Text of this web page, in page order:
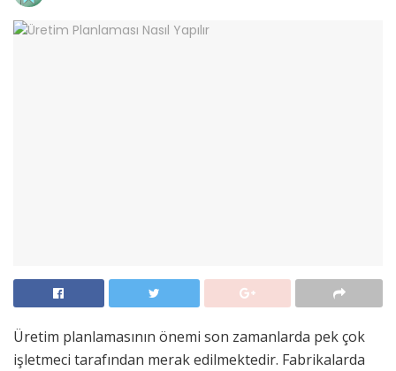
Üretim planlamasının önemi son zamanlarda pek çok
işletmeci tarafından merak edilmektedir. Fabrikalarda